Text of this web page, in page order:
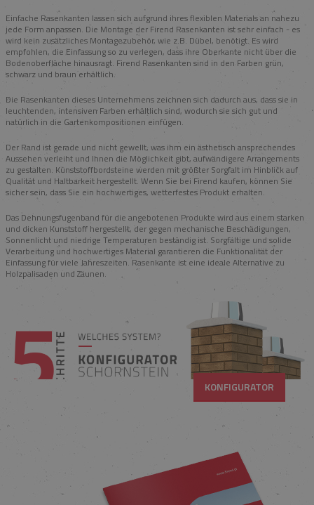
Einfache Rasenkanten lassen sich aufgrund ihres flexiblen Materials an nahezu
jede Form anpassen. Die Montage der Firend Rasenkanten ist sehr einfach - es
wird kein zusätzliches Montagezubehör, wie z.B. Dübel, benötigt. Es wird
empfohlen, die Einfassung so zu verlegen, dass ihre Oberkante nicht über die
Bodenoberfläche hinausragt. Firend Rasenkanten sind in den Farben grün,
schwarz und braun erhältlich.
Die Rasenkanten dieses Unternehmens zeichnen sich dadurch aus, dass sie in
leuchtenden, intensiven Farben erhältlich sind, wodurch sie sich gut und
natürlich in die Gartenkompositionen einfügen.
Der Rand ist gerade und nicht gewellt, was ihm ein ästhetisch ansprechendes
Aussehen verleiht und Ihnen die Möglichkeit gibt, aufwändigere Arrangements
zu gestalten. Kunststoffbordsteine werden mit größter Sorgfalt im Hinblick auf
Qualität und Haltbarkeit hergestellt. Wenn Sie bei Firend kaufen, können Sie
sicher sein, dass Sie ein hochwertiges, wetterfestes Produkt erhalten.
Das Dehnungsfugenband für die angebotenen Produkte wird aus einem starken
und dicken Kunststoff hergestellt, der gegen mechanische Beschädigungen,
Sonnenlicht und niedrige Temperaturen beständig ist. Sorgfältige und solide
Verarbeitung und hochwertiges Material garantieren die Funktionalität der
Einfassung für viele Jahreszeiten. Rasenkante ist eine ideale Alternative zu
Holzpalisaden und Zäunen.
KONFIGURATOR